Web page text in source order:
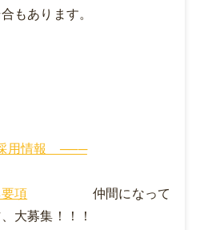
もあります。
用情報 ───
項 仲間になって
大募集！！！